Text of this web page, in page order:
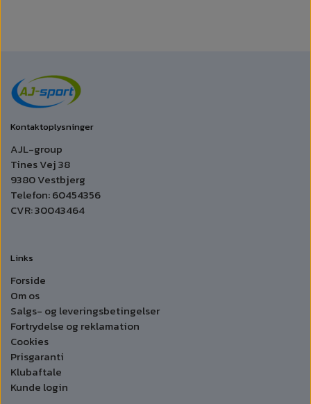
Kontaktoplysninger
AJL-group
Tines Vej 38
9380 Vestbjerg
Telefon: 60454356
CVR: 30043464
Links
Forside
Om os
Salgs- og leveringsbetingelser
Fortrydelse og reklamation
Cookies
Prisgaranti
Klubaftale
Kunde login